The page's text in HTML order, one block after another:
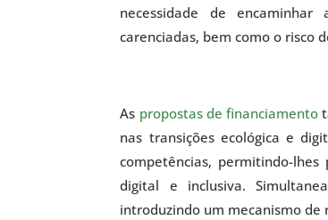
necessidade de
carenciadas, bem como o risco
As propostas de financiamento
nas transições ecológica e
competências, permitindo-
digital e inclusiva.
introduzindo um mecanismo de